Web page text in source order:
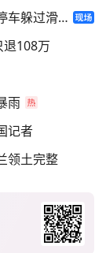
司机瞥见竹子晃动紧急停车躲过滑坡
108万
雨
记者
领土完整